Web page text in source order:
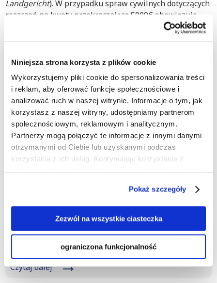
Niniejsza strona korzysta z plików cookie
Wykorzystujemy pliki cookie do spersonalizowania treści
i reklam, aby oferować funkcje społecznościowe i
analizować ruch w naszej witrynie. Informacje o tym, jak
korzystasz z naszej witryny, udostępniamy partnerom
społecznościowym, reklamowym i analitycznym.
Partnerzy mogą połączyć te informacje z innymi danymi
otrzymanymi od Ciebie lub uzyskanymi podczas
korzystania z ich usług. Kontynuując korzystanie z
Pokaż szczegóły
Zezwól na wszystkie ciasteczka
ograniczona funkcjonalność
Landgericht). W przypadku spraw cywilnych dotyczących
roszczeń na kwoty przekraczające 5000€ obowiązuje
przymus adwokacki, co oznacza nakaz pełnomocnictwa
W trakcie postępowania obie strony są zobowiązane do
oświadczenia. Po jednej lub kilku rozprawach sąd
wydaje wyrok, na podstawie którego możemy na
przykład zająć konto bankowe dłużnika lub podjąć inne
środki egzekucyjne. Warto również pamiętać, że w
każdym momencie istnieje możliwość zawarcia ugody,
zanim sąd wyda ostateczny wyrok.
dokument z sądu. Dzięki temu dokumentowi,
nazywanemu w NiemczechVollstreckbare
, uzyskujesz tytuł wykonawczy.
Czytaj dalej